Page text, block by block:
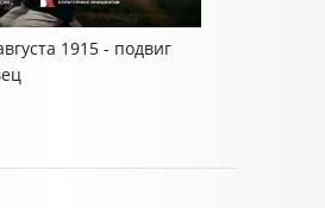
1915 - подвиг